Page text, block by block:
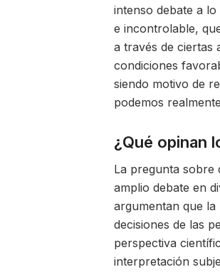
intenso debate a
e incontrolable,
a través de ciertas
condiciones
siendo motivo de
podemos
¿Qué opinan
La pregunta sobre
amplio debate en
argumentan que
decisiones de las
perspectiva
interpretación